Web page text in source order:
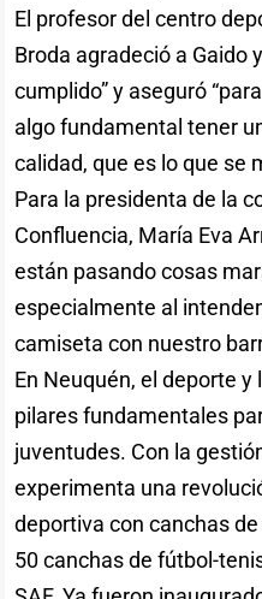
El profesor del centro
Broda agradeció a Gaido
cumplido” y aseguró
algo fundamental tener
calidad, que es lo que se
Para la presidenta de la
Confluencia, María Eva
están pasando cosas
especialmente al
camiseta con nuestro
En Neuquén, el deporte
pilares fundamentales
juventudes. Con la
experimenta una
deportiva con canchas
50 canchas de fútbol-